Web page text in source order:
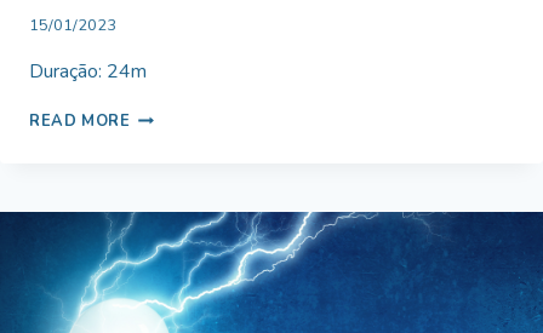
By
Miranda
15/01/2023
Duração: 24m
READ MORE MEDITAÇÃO